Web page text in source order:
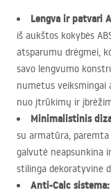
Lengva ir patvari
iš aukštos kokybės
atsparumu drėgmei,
savo lengvumo
numetus veiksmingai
nuo įtrūkimų ir
Minimalistinis
su armatūra, paremta
galvutė neapsunkina
stilinga dekoratyvine
Anti-Calc sistema: